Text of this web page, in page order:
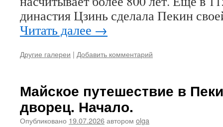
династия Цзинь сделала Пекин
Читать далее →
Другие галереи | Добавить комментарий
Майское путешествие в
дворец. Начало.
Опубликовано 19.07.2026автором olga